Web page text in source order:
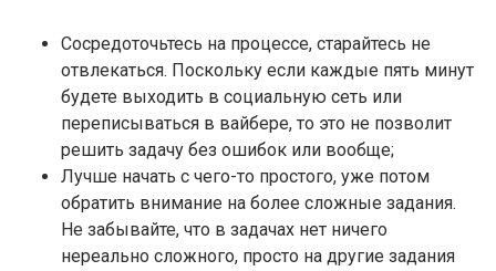
Сосредоточьтесь на процессе, старайтесь не
отвлекаться. Поскольку если каждые пять минут
будете выходить в социальную сеть или
переписываться в вайбере, то это не позволит
решить задачу без ошибок или вообще;
Лучше начать с чего-то простого, уже потом
обратить внимание на более сложные задания.
Не забывайте, что в задачах нет ничего
нереально сложного, просто на другие задания